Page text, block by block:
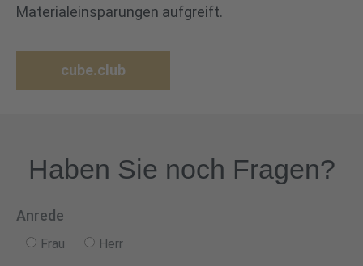
Materialeinsparungen aufgreift.
cube.club
Haben Sie noch Fragen?
Anrede
Frau Herr